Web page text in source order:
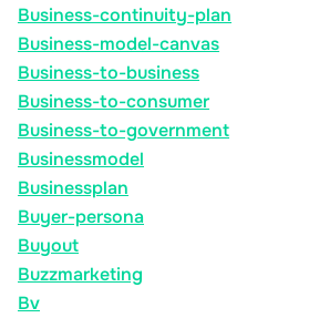
Business-continuity-plan
Business-model-canvas
Business-to-business
Business-to-consumer
Business-to-government
Businessmodel
Businessplan
Buyer-persona
Buyout
Buzzmarketing
Bv